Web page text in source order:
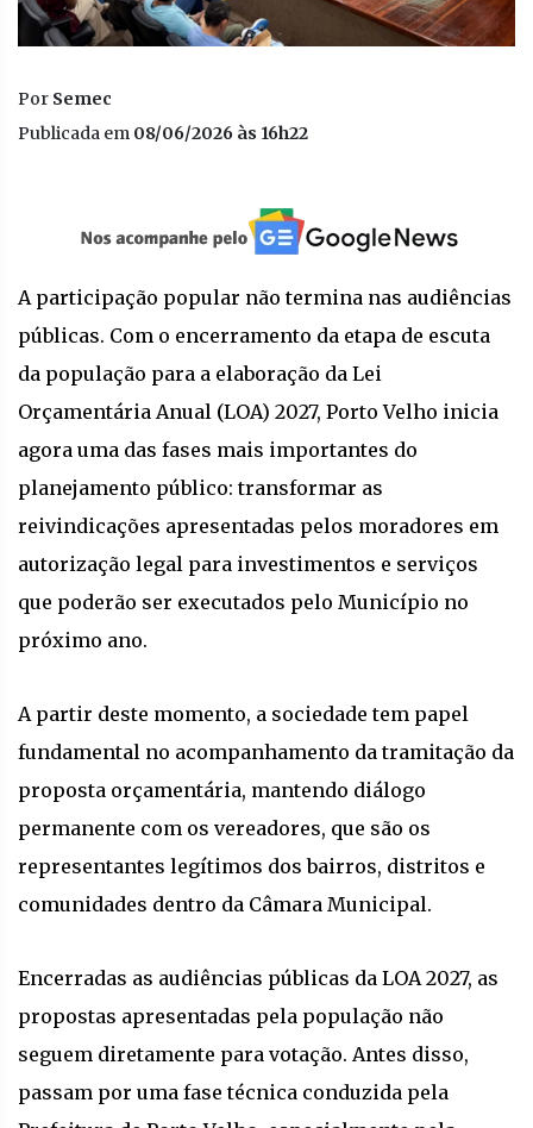
Por Semec
Publicada em 08/06/2026 às 16h22
A participação popular não termina nas audiências
públicas. Com o encerramento da etapa de escuta
da população para a elaboração da Lei
Orçamentária Anual (LOA) 2027, Porto Velho inicia
agora uma das fases mais importantes do
planejamento público: transformar as
reivindicações apresentadas pelos moradores em
autorização legal para investimentos e serviços
que poderão ser executados pelo Município no
próximo ano.
A partir deste momento, a sociedade tem papel
fundamental no acompanhamento da tramitação da
proposta orçamentária, mantendo diálogo
permanente com os vereadores, que são os
representantes legítimos dos bairros, distritos e
comunidades dentro da Câmara Municipal.
Encerradas as audiências públicas da LOA 2027, as
propostas apresentadas pela população não
seguem diretamente para votação. Antes disso,
passam por uma fase técnica conduzida pela